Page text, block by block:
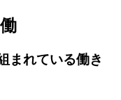
まれている働き